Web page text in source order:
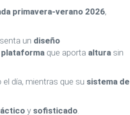
primavera-verano 2026,
un diseño
que aporta altura sin
día, mientras que su sistema de
y sofisticado.